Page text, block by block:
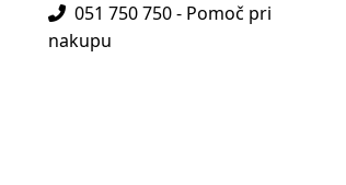
051 750 750 - Pomoč pri
nakupu